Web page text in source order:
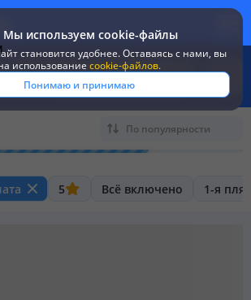
Мы используем cookie-файлы
становится удобнее. Оставаясь c нами, вы
использование cookie-файлов.
Понимаю и принимаю
2 взр
По популярности
5 Всё включено 1-я